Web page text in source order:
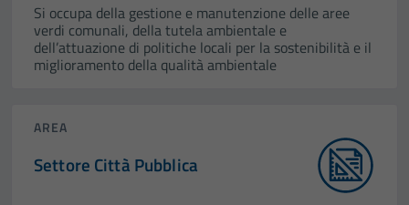
Si occupa della gestione e manutenzione delle aree
verdi comunali, della tutela ambientale e
dell’attuazione di politiche locali per la sostenibilità e il
miglioramento della qualità ambientale
AREA
Settore Città Pubblica